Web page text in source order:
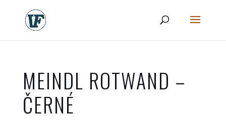
MEINDL ROTWAND –
ČERNÉ